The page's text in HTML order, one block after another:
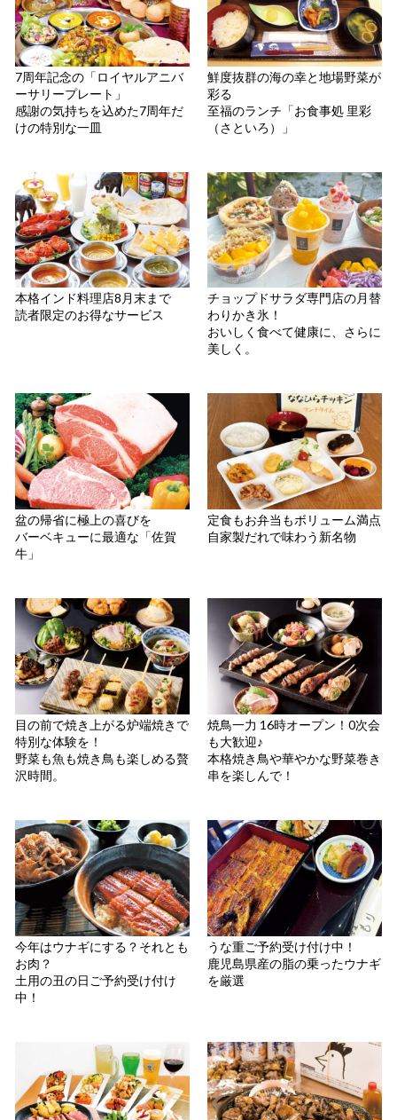
7周年記念の「ロイヤルアニバ
ーサリープレート」
感謝の気持ちを込めた7周年だ
けの特別な一皿
鮮度抜群の海の幸と地場野菜が
彩る
至福のランチ「お食事処 里彩
（さといろ）」
本格インド料理店8月末まで
読者限定のお得なサービス
チョップドサラダ専門店の月替
わりかき氷！
おいしく食べて健康に、さらに
美しく。
盆の帰省に極上の喜びを
バーベキューに最適な「佐賀
牛」
定食もお弁当もボリューム満点
自家製だれで味わう新名物
目の前で焼き上がる炉端焼きで
特別な体験を！
野菜も魚も焼き鳥も楽しめる贅
沢時間。
焼鳥一力 16時オープン！0次会
も大歓迎♪
本格焼き鳥や華やかな野菜巻き
串を楽しんで！
今年はウナギにする？それとも
お肉？
土用の丑の日ご予約受け付け
中！
うな重ご予約受け付け中！
鹿児島県産の脂の乗ったウナギ
を厳選